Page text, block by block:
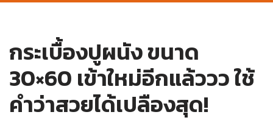
กระเบื้องปูผนัง ขนาด
30×60 เข้าใหม่อีกแล้ววว ใช้
คำว่าสวยได้เปลืองสุด!